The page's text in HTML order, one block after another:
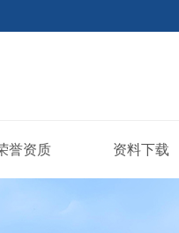
誉资质 资料下载